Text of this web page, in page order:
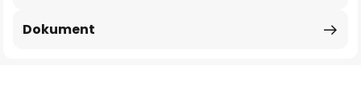
Dokument